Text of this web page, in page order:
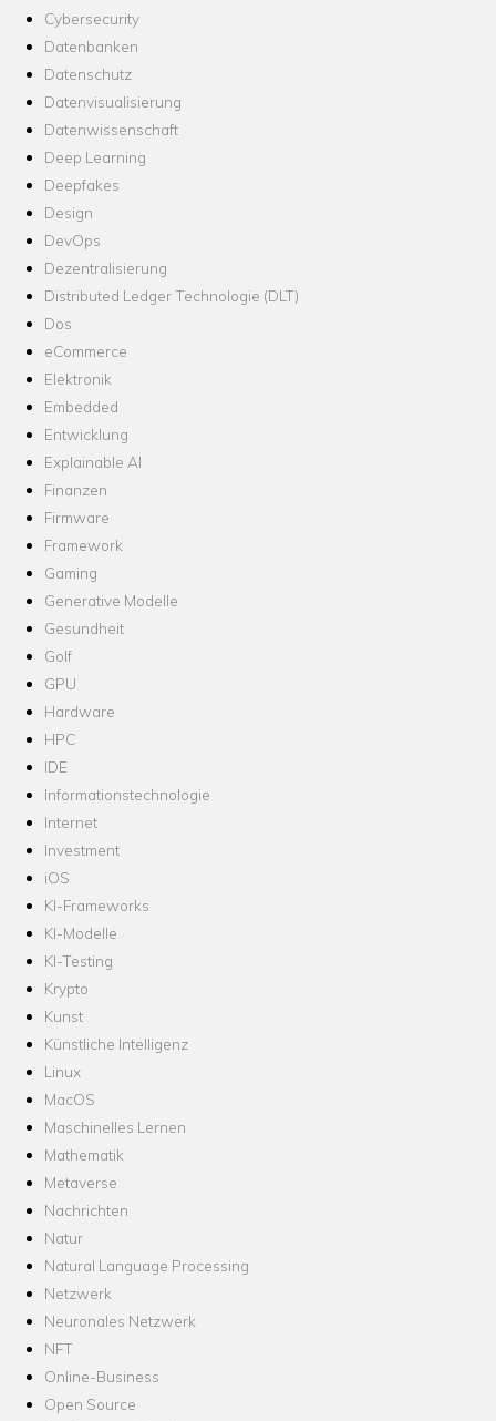
Cybersecurity
Datenbanken
Datenschutz
Datenvisualisierung
Datenwissenschaft
Deep Learning
Deepfakes
Design
DevOps
Dezentralisierung
Distributed Ledger Technologie (DLT)
Dos
eCommerce
Elektronik
Embedded
Entwicklung
Explainable AI
Finanzen
Firmware
Framework
Gaming
Generative Modelle
Gesundheit
Golf
GPU
Hardware
HPC
IDE
Informationstechnologie
Internet
Investment
iOS
KI-Frameworks
KI-Modelle
KI-Testing
Krypto
Kunst
Künstliche Intelligenz
Linux
MacOS
Maschinelles Lernen
Mathematik
Metaverse
Nachrichten
Natur
Natural Language Processing
Netzwerk
Neuronales Netzwerk
NFT
Online-Business
Open Source